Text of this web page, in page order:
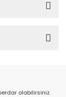
olabilirsiniz.